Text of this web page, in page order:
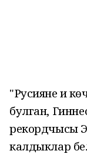
"Русиянең иң
булган,
рекордчысы
калдыклар